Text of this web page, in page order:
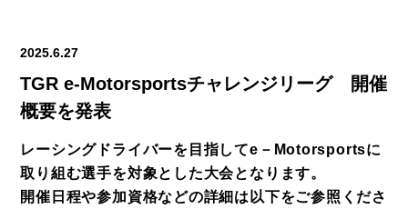
2025.6.27
TGR e-Motorsportsチャレンジリーグ 開催
概要を発表
レーシングドライバーを目指してe－Motorsportsに
取り組む選手を対象とした大会となります。
開催日程や参加資格などの詳細は以下をご参照くださ